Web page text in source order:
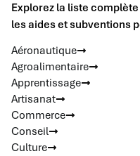
Explorez la liste
les aides et subventions
Aéronautique
Agroalimentaire
Apprentissage
Artisanat
Commerce
Conseil
Culture